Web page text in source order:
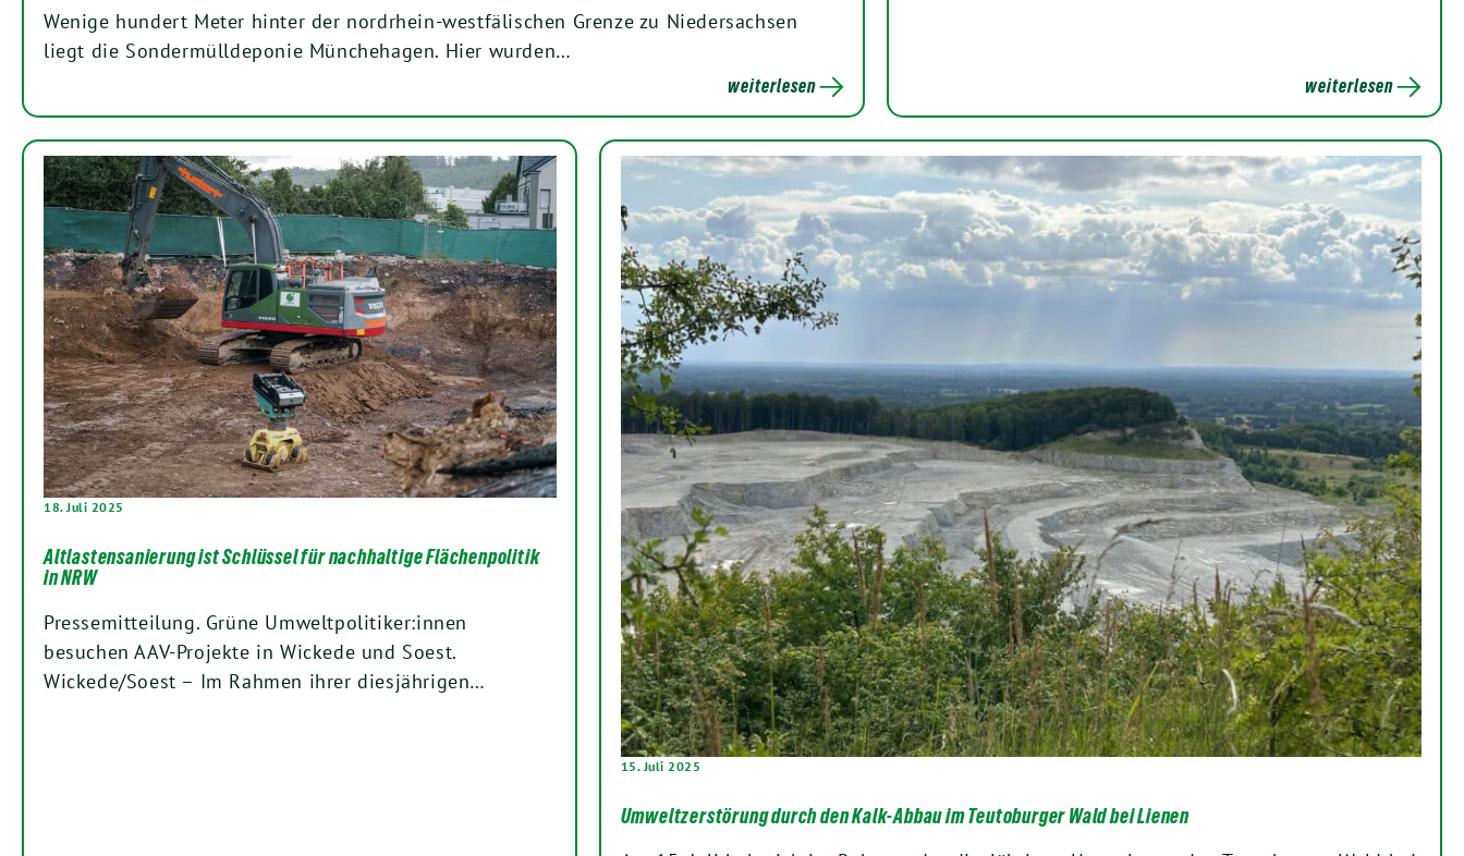
Wenige hundert Meter hinter der nordrhein-westfälischen Grenze zu Niedersachsen
liegt die Sondermülldeponie Münchehagen. Hier wurden…
weiterlesen weiterlesen
18. Juli 2025
Altlastensanierung ist Schlüssel für nachhaltige Flächenpolitik
in NRW
Pressemitteilung. Grüne Umweltpolitiker:innen
besuchen AAV-Projekte in Wickede und Soest.
Wickede/Soest – Im Rahmen ihrer diesjährigen…
15. Juli 2025
Umweltzerstörung durch den Kalk-Abbau im Teutoburger Wald bei Lienen